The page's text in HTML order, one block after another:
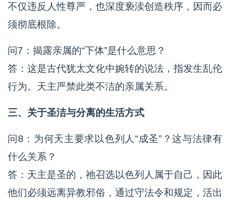
不仅违反人性尊严，也深度亵渎创造秩序，因而必
须彻底根除。
问7：揭露亲属的“下体”是什么意思？
答：这是古代犹太文化中婉转的说法，指发生乱伦
行为。天主严禁此类不洁的亲属关系。
三、关于圣洁与分离的生活方式
问8：为何天主要求以色列人“成圣”？这与法律有
什么关系？
答：天主是圣的，祂召选以色列人属于自己，因此
他们必须远离异教邪俗，通过守法令和规定，活出